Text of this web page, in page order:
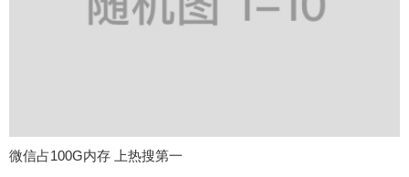
微信占100G内存 上热搜第一